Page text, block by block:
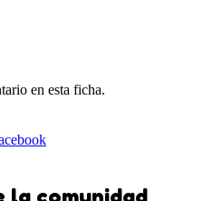
en esta ficha.